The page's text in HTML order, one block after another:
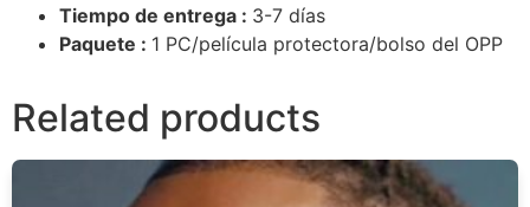
Tiempo de entrega : 3-7 días
Paquete : 1 PC/película protectora/bolso del OPP
Related products